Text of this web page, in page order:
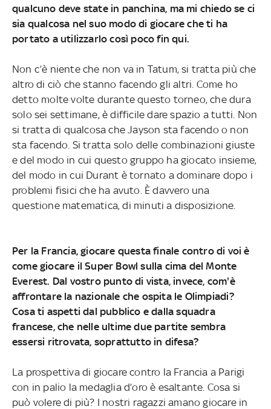
qualcuno deve state in panchina, ma mi chiedo se ci
sia qualcosa nel suo modo di giocare che ti ha
portato a utilizzarlo così poco fin qui.
Non c’è niente che non va in Tatum, si tratta più che
altro di ciò che stanno facendo gli altri. Come ho
detto molte volte durante questo torneo, che dura
solo sei settimane, è difficile dare spazio a tutti. Non
si tratta di qualcosa che Jayson sta facendo o non
sta facendo. Si tratta solo delle combinazioni giuste
e del modo in cui questo gruppo ha giocato insieme,
del modo in cui Durant è tornato a dominare dopo i
problemi fisici che ha avuto. È davvero una
questione matematica, di minuti a disposizione.
Per la Francia, giocare questa finale contro di voi è
come giocare il Super Bowl sulla cima del Monte
Everest. Dal vostro punto di vista, invece, com'è
affrontare la nazionale che ospita le Olimpiadi?
Cosa ti aspetti dal pubblico e dalla squadra
francese, che nelle ultime due partite sembra
essersi ritrovata, soprattutto in difesa?
La prospettiva di giocare contro la Francia a Parigi
con in palio la medaglia d’oro è esaltante. Cosa si
può volere di più? I nostri ragazzi amano giocare in